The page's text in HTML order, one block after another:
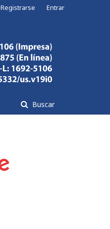
Buscar
Registrarse Entrar